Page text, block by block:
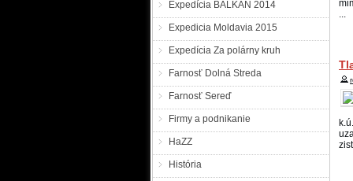
Expedícia BALKÁN 2014
Expedicia Moldavia 2015
Expedícia Za polárny kruh
Farnosť Dolná Streda
Farnosť Sereď
Firmy a podnikanie
HaZZ
História
v
...